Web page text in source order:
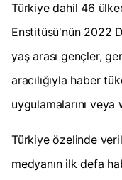
Türkiye dahil 46
Enstitüsü'nün 2022
yaş arası gençler,
aracılığıyla haber
uygulamalarını
Türkiye özelinde
medyanın ilk defa